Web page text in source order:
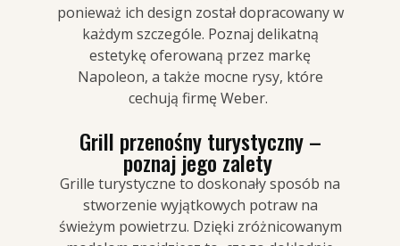
ponieważ ich design został dopracowany w
każdym szczególe. Poznaj delikatną
estetykę oferowaną przez markę
Napoleon, a także mocne rysy, które
cechują firmę Weber.
Grill przenośny turystyczny –
poznaj jego zalety
Grille turystyczne to doskonały sposób na
stworzenie wyjątkowych potraw na
świeżym powietrzu. Dzięki zróżnicowanym